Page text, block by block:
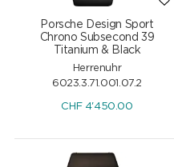
Porsche Design Sport
Chrono Subsecond 39
Titanium & Black
Herrenuhr
6023.3.71.001.07.2
CHF4'450.00